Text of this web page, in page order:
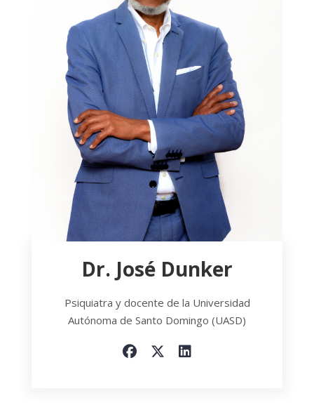
Dr. José Dunker
Psiquiatra y docente de la Universidad
Autónoma de Santo Domingo (UASD)